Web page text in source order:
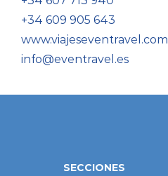
+34 609 905 643
www.viajeseventravel.com
info@eventravel.es
SECCIONES